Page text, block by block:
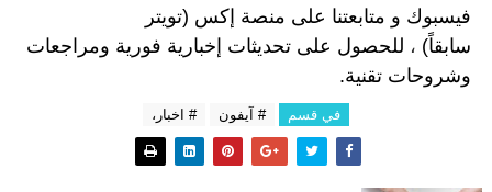
فيسبوك و متابعتنا على منصة إكس (تويتر
سابقاً) ، للحصول على تحديثات إخبارية فورية ومراجعات
وشروحات تقنية.
في قسم # آيفون # اخبار،